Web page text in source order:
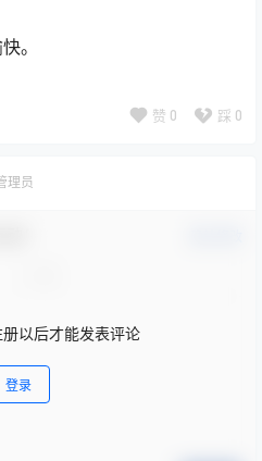
。
赞 0 踩 0
理员
以后才能发表评论
登录